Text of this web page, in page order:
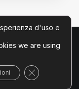
d'uso e
we are using
Close GDPR